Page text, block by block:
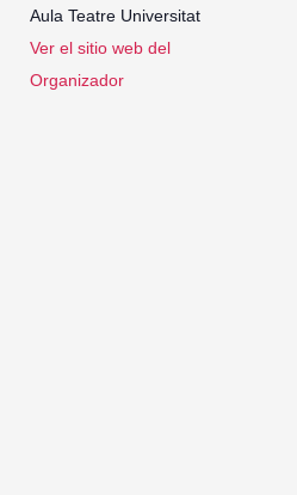
Aula Teatre Universitat
Ver el sitio web del
Organizador